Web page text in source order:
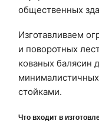
общественных
Изготавливаем
и поворотных
кованых балясин
стойками.
Что входит в